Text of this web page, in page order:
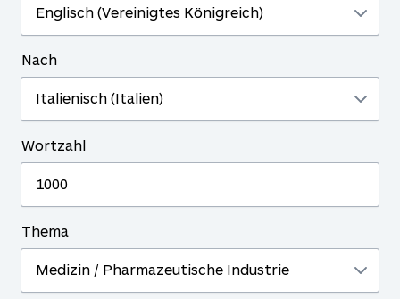
Nach
Wortzahl
Thema